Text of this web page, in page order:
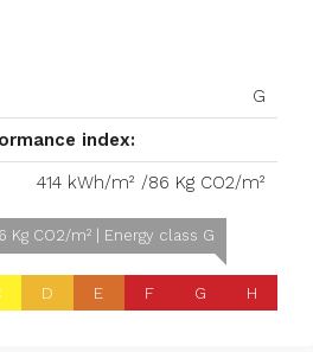
G
index:
414 kWh/m² /86 Kg CO2/m²
D E F
Kg CO2/m² | Energy class G
G H